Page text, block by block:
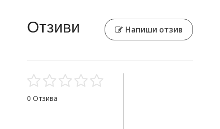
Отзиви Напиши отзив
0 Отзива